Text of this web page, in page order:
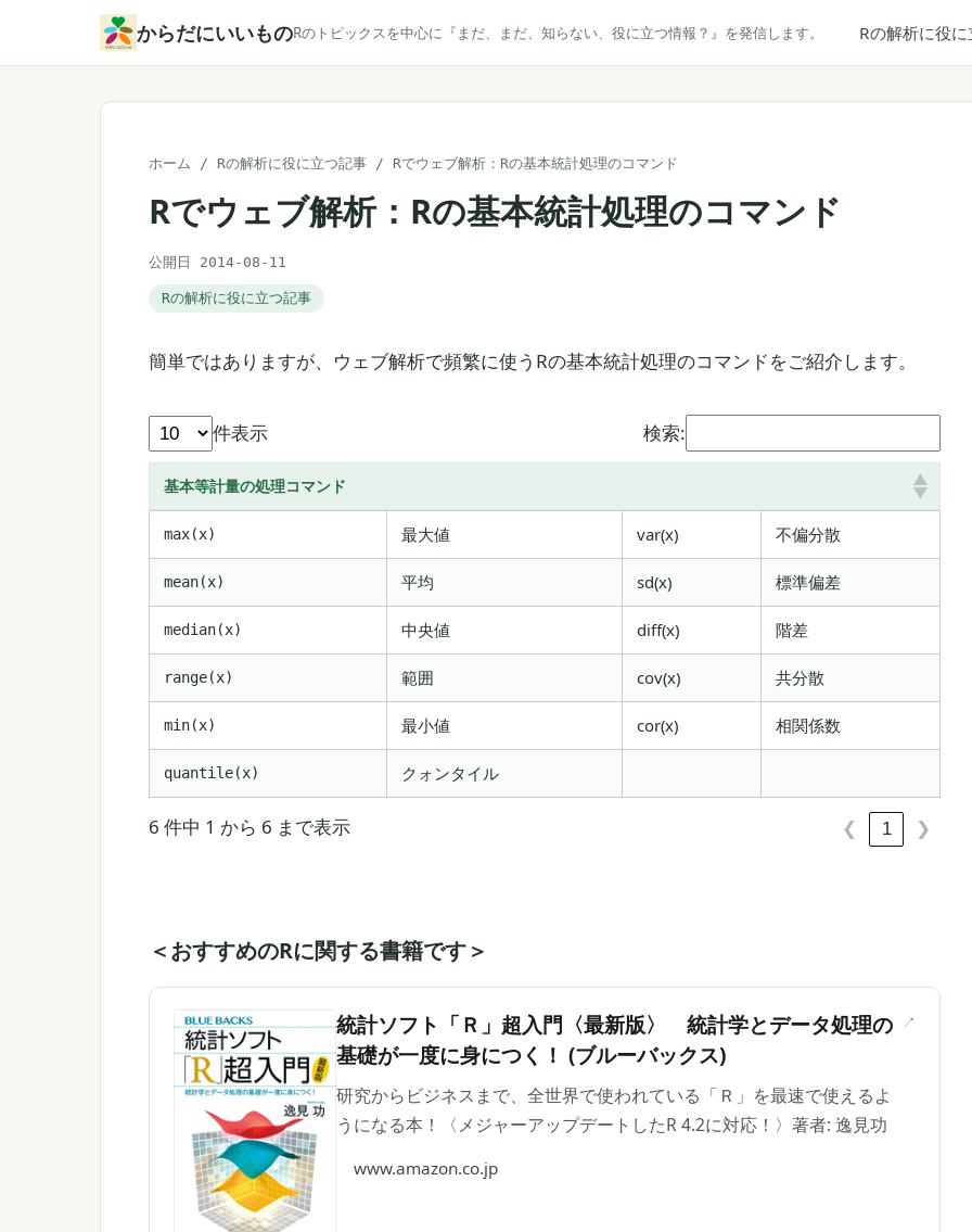
からだにいいものRのトピックスを中心に『まだ、まだ、知らない、役に立つ情報？』を発信します。 Rの解析に役
ホーム / Rの解析に役に立つ記事 / Rでウェブ解析：Rの基本統計処理のコマンド
Rでウェブ解析：Rの基本統計処理のコマンド
公開日 2014-08-11
Rの解析に役に立つ記事
簡単ではありますが、ウェブ解析で頻繁に使うRの基本統計処理のコマンドをご紹介します。
件表示 検索:
基本等計量の処理コマンド
max(x) 最大値 var(x) 不偏分散
mean(x) 平均 sd(x) 標準偏差
median(x) 中央値 diff(x) 階差
range(x) 範囲 cov(x) 共分散
min(x) 最小値 cor(x) 相関係数
quantile(x) クォンタイル
6 件中 1 から 6 まで表示 ❮ 1 ❯
＜おすすめのRに関する書籍です＞
統計ソフト「Ｒ」超入門〈最新版〉 統計学とデータ処理の
基礎が一度に身につく！ (ブルーバックス)
研究からビジネスまで、全世界で使われている「Ｒ」を最速で使えるよ
うになる本！〈メジャーアップデートしたR 4.2に対応！〉著者: 逸見功
www.amazon.co.jp